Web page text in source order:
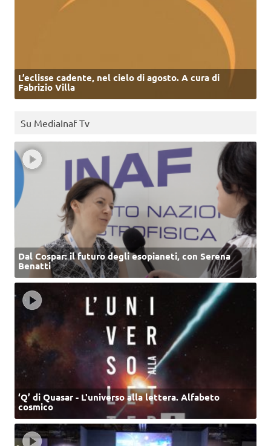
L’eclisse cadente, nel cielo di agosto. A cura di
Fabrizio Villa
Su MediaInaf Tv
Dal Cospar: il futuro degli esopianeti, con Serena
Benatti
‘Q’ di Quasar - L'universo alla lettera. Alfabeto
cosmico